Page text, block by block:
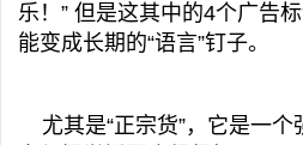
乐！” 但是这其中的4个广告
能变成长期的“语言”钉子。
尤其是“正宗货”，它是一个